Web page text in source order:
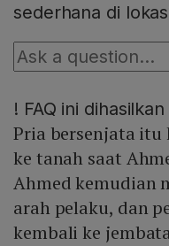
sederhana di
! FAQ ini
Pria bersenjata
ke tanah saat
Ahmed kemudian
arah pelaku, dan
kembali ke